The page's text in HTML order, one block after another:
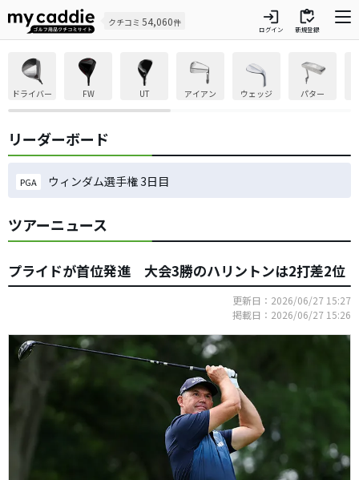
クチコミ 54,060件 login
ログイン
inventory
新規登録
ドライバー FW UT アイアン ウェッジ パター
リーダーボード
PGA ウィンダム選手権 3日目
ツアーニュース
プライドが首位発進 大会3勝のハリントンは2打差2位
更新日：2026/06/27 15:27
掲載日：2026/06/27 15:26